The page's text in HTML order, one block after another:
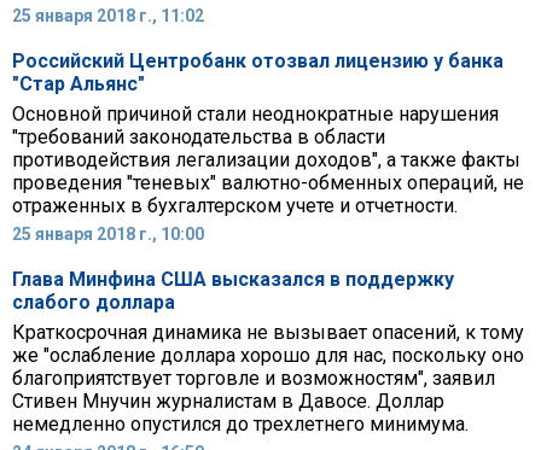
25 января 2018 г., 11:02
Российский Центробанк отозвал лицензию у банка
"Стар Альянс"
Основной причиной стали неоднократные нарушения
"требований законодательства в области
противодействия легализации доходов", а также факты
проведения "теневых" валютно-обменных операций, не
отраженных в бухгалтерском учете и отчетности.
25 января 2018 г., 10:00
Глава Минфина США высказался в поддержку
слабого доллара
Краткосрочная динамика не вызывает опасений, к тому
же "ослабление доллара хорошо для нас, поскольку оно
благоприятствует торговле и возможностям", заявил
Стивен Мнучин журналистам в Давосе. Доллар
немедленно опустился до трехлетнего минимума.